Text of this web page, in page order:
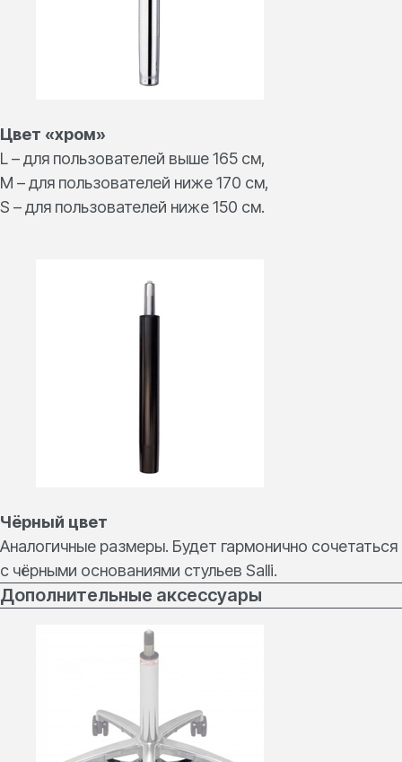
Цвет «хром»
L – для пользователей выше 165 см,
M – для пользователей ниже 170 см,
S – для пользователей ниже 150 см.
Чёрный цвет
Аналогичные размеры. Будет гармонично сочетаться
с чёрными основаниями стульев Salli.
Дополнительные аксессуары